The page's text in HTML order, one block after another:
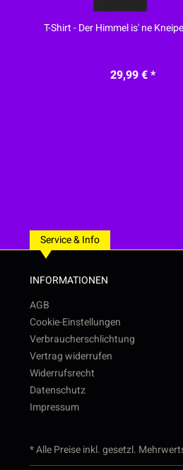
T-Shirt - Der Himmel is' ne
29,99 € *
Service & Info
INFORMATIONEN
AGB
Cookie-Einstellungen
Verbraucherschlichtung
Vertrag widerrufen
Widerrufsrecht
Datenschutz
Impressum
* Alle Preise inkl. gesetzl.